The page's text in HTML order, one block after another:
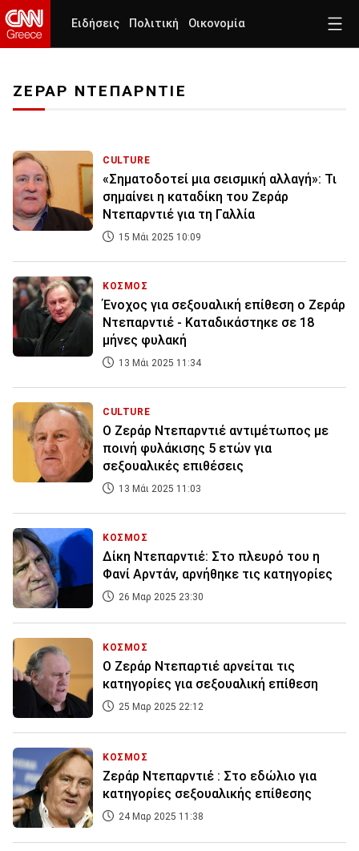
Ειδήσεις Πολιτική Οικονομία
ΖΕΡΑΡ ΝΤΕΠΑΡΝΤΙΕ
CULTURE
«Σηματοδοτεί μια σεισμική αλλαγή»: Τι
σημαίνει η καταδίκη του Ζεράρ
Ντεπαρντιέ για τη Γαλλία
15 Μάι 2025 10:09
ΚΟΣΜΟΣ
Ένοχος για σεξουαλική επίθεση ο Ζεράρ
Ντεπαρντιέ - Καταδικάστηκε σε 18
μήνες φυλακή
13 Μάι 2025 11:34
CULTURE
Ο Ζεράρ Ντεπαρντιέ αντιμέτωπος με
ποινή φυλάκισης 5 ετών για
σεξουαλικές επιθέσεις
13 Μάι 2025 11:03
ΚΟΣΜΟΣ
Δίκη Ντεπαρντιέ: Στο πλευρό του η
Φανί Αρντάν, αρνήθηκε τις κατηγορίες
26 Μαρ 2025 23:30
ΚΟΣΜΟΣ
Ο Ζεράρ Ντεπαρτιέ αρνείται τις
κατηγορίες για σεξουαλική επίθεση
25 Μαρ 2025 22:12
ΚΟΣΜΟΣ
Ζεράρ Ντεπαρντιέ : Στο εδώλιο για
κατηγορίες σεξουαλικής επίθεσης
24 Μαρ 2025 11:38